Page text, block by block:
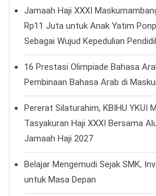
Jamaah Haji XXXI
Rp11 Juta untuk Anak Yatim
Sebagai Wujud Kepedulian
16 Prestasi Olimpiade Bahasa
Pembinaan Bahasa Arab di
Pererat Silaturahim, KBIHU YKUI
Tasyakuran Haji XXXI Bersama
Jamaah Haji 2027
Belajar Mengemudi Sejak SMK,
untuk Masa Depan